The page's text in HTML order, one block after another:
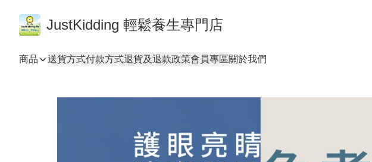
JustKidding 輕鬆養生專門店
商品 送貨方式付款方式退貨及退款政策會員專區關於我們